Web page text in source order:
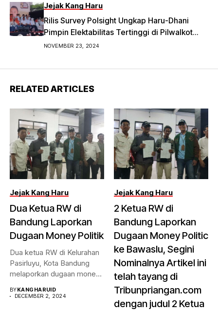
Jejak Kang Haru
Rilis Survey Polsight Ungkap Haru-Dhani
Pimpin Elektabilitas Tertinggi di Pilwalkot
Bandung 2024
NOVEMBER 23, 2024
RELATED ARTICLES
Jejak Kang Haru
Dua Ketua RW di
Bandung Laporkan
Dugaan Money Politik
Dua ketua RW di Kelurahan
Pasirluyu, Kota Bandung
melaporkan dugaan money
BYKANGHARUID
DECEMBER 2, 2024
Jejak Kang Haru
2 Ketua RW di
Bandung Laporkan
Dugaan Money Politic
ke Bawaslu, Segini
Nominalnya Artikel ini
telah tayang di
Tribunpriangan.com
dengan judul 2 Ketua